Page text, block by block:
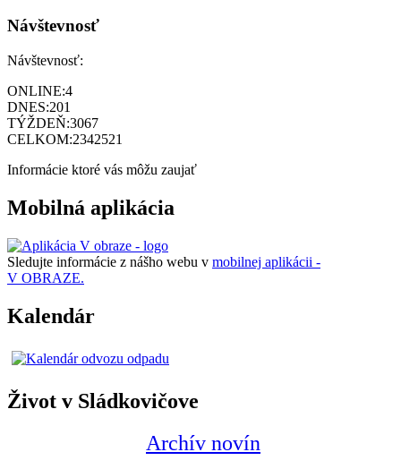
Návštevnosť
Návštevnosť:
ONLINE:4
DNES:201
TÝŽDEŇ:3067
CELKOM:2342521
Informácie ktoré vás môžu zaujať
Mobilná aplikácia
Sledujte informácie z nášho webu v mobilnej aplikácii -
V OBRAZE.
Kalendár
Život v Sládkovičove
Archív novín